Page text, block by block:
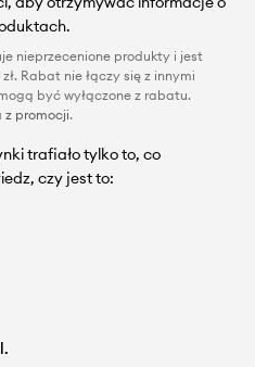
nieprzecenione produkty i jest
Rabat nie łączy się z innymi
być wyłączone z rabatu.
z promocji.
trafiało tylko to, co
czy jest to: